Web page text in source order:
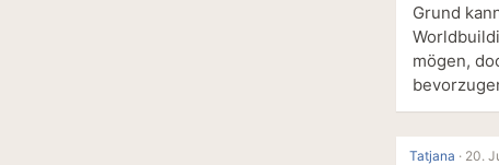
Grund
mögen,
Tatjana · 20.